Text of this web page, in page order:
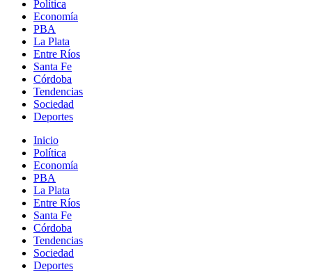
Política
Economía
PBA
La Plata
Entre Ríos
Santa Fe
Córdoba
Tendencias
Sociedad
Deportes
Inicio
Política
Economía
PBA
La Plata
Entre Ríos
Santa Fe
Córdoba
Tendencias
Sociedad
Deportes